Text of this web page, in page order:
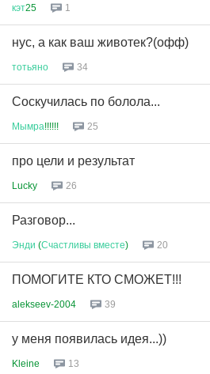
кэт25 1
нус, а как ваш животек?(офф)
тотьяно 34
Соскучилась по болола...
Мымра!!!!!! 25
про цели и результат
Lucky 26
Разговор...
Энди (Счастливы вместе) 20
ПОМОГИТЕ КТО СМОЖЕТ!!!
alekseev-2004 39
у меня появилась идея...))
Kleine 13